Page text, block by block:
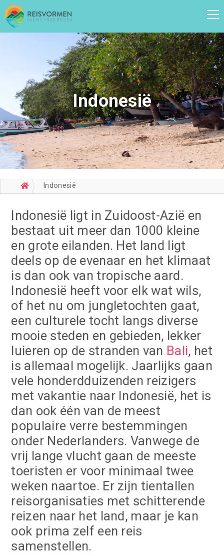
Indonesië
Indonesië
Indonesië ligt in Zuidoost-Azië en
bestaat uit meer dan 1000 kleine
en grote eilanden. Het land ligt
deels op de evenaar en het klimaat
is dan ook van tropische aard.
Indonesië heeft voor elk wat wils,
of het nu om jungletochten gaat,
een culturele tocht langs diverse
mooie steden en gebieden, lekker
luieren op de stranden van Bali, het
is allemaal mogelijk. Jaarlijks gaan
vele honderdduizenden reizigers
met vakantie naar Indonesië, het is
dan ook één van de meest
populaire verre bestemmingen
onder Nederlanders. Vanwege de
vrij lange vlucht gaan de meeste
toeristen er voor minimaal twee
weken naartoe. Er zijn tientallen
reisorganisaties met schitterende
reizen naar het land, maar je kan
ook prima zelf een reis
samenstellen.